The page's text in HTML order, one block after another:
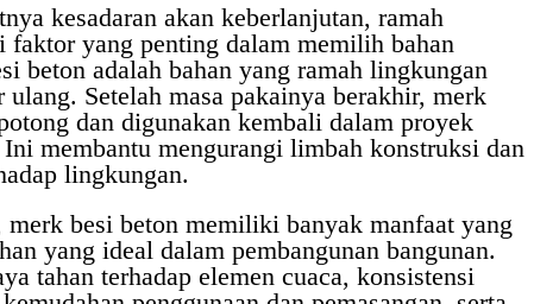
kesadaran akan keberlanjutan, ramah
faktor yang penting dalam memilih bahan
beton adalah bahan yang ramah lingkungan
ulang. Setelah masa pakainya berakhir, merk
dan digunakan kembali dalam proyek
membantu mengurangi limbah konstruksi dan
lingkungan.
besi beton memiliki banyak manfaat yang
yang ideal dalam pembangunan bangunan.
tahan terhadap elemen cuaca, konsistensi